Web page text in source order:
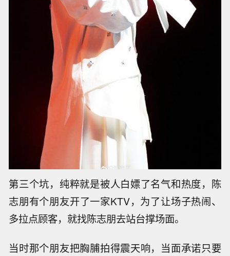
第三个坑，纯粹就是被人白嫖了名气和热度，陈
志朋有个朋友开了一家KTV，为了让场子热闹、
多拉点顾客，就找陈志朋去站台撑场面。
当时那个朋友把胸脯拍得震天响，当面承诺只要